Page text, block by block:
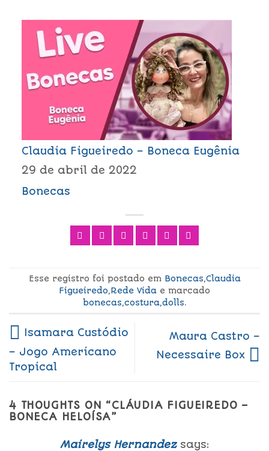
Claudia Figueiredo – Boneca Eugênia
29 de abril de 2022
Bonecas
Esse registro foi postado em Bonecas,Claudia
Figueiredo,Rede Vida e marcado
bonecas,costura,dolls.
Isamara Custódio
– Jogo Americano
Tropical
Maura Castro –
Necessaire Box
4 THOUGHTS ON “CLÁUDIA FIGUEIREDO –
BONECA HELOÍSA”
Mairelys Hernandez says: